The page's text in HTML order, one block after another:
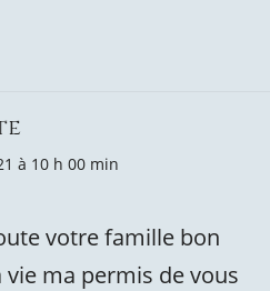
à 10 h 00 min
votre famille bon
ma permis de vous